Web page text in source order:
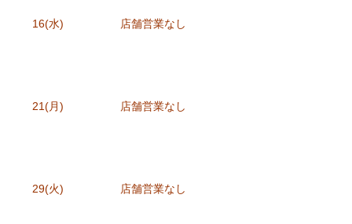
16(水) 店舗営業なし
21(月) 店舗営業なし
29(火) 店舗営業なし